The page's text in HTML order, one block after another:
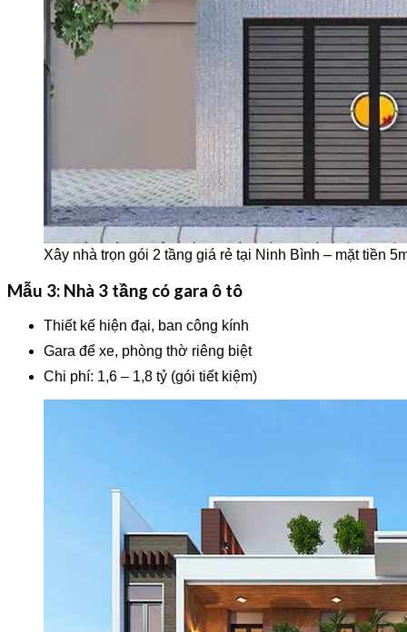
Xây nhà trọn gói 2 tầng giá rẻ tại Ninh Bình – mặt tiền
Mẫu 3: Nhà 3 tầng có gara ô tô
Thiết kế hiện đại, ban công kính
Gara để xe, phòng thờ riêng biệt
Chi phí: 1,6 – 1,8 tỷ (gói tiết kiệm)